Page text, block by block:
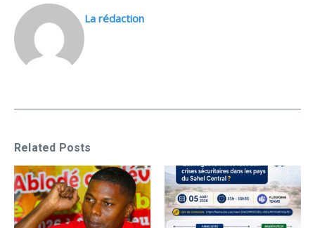
La rédaction
Related Posts